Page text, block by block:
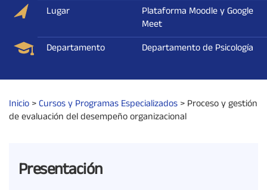
Lugar
Plataforma Moodle y Google
Meet
Departamento
Departamento de Psicología
Inicio>Cursos y Programas Especializados>Proceso y gestión
de evaluación del desempeño organizacional
Presentación